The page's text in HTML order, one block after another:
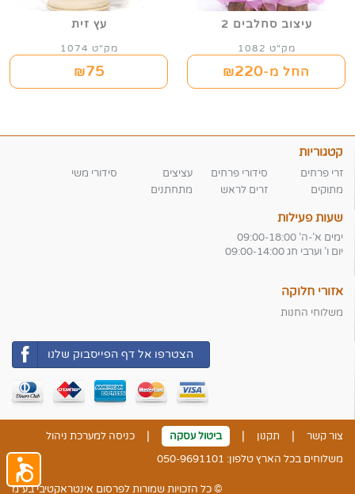
עיצוב סחלבים 2
מק"ט 1082
החל מ-₪220
עץ זית
מק"ט 1074
₪75
קטגוריות
זרי פרחים סידורי פרחים עציצים
סידורי משי
מתוקים
זרים לראש מתחתנים
שעות פעילות
ימים א'-ה' 09:00-18:00
יום ו' וערבי חג 09:00-14:00
אזורי חלוקה
משלוחי החנות
הצטרפו אל דף הפייסבוק שלנו
צור קשר | תקנון | ביטול עסקה |
כניסה למערכת ניהול
משלוחים בכל הארץ טלפון: 050-9691101
© כל הזכויות שמורות לפרסום אינטראקטיבי בע״מ